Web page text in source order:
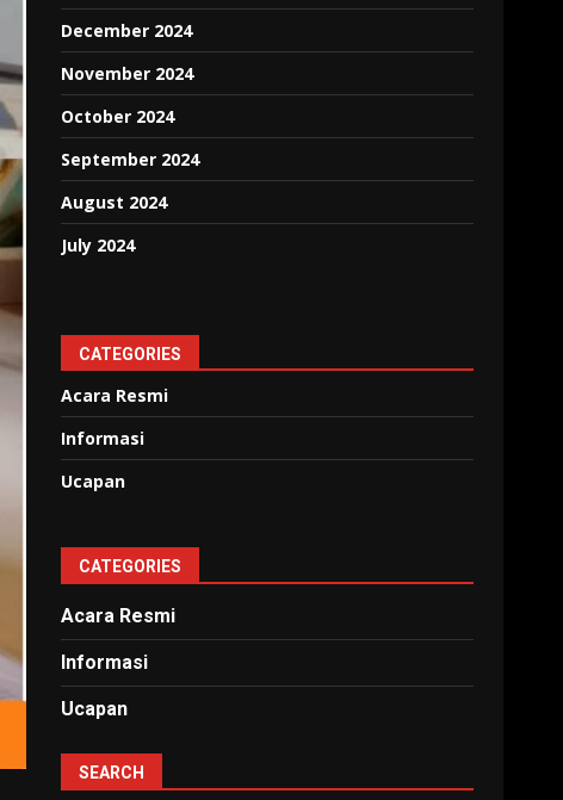
December 2024
November 2024
October 2024
September 2024
August 2024
July 2024
CATEGORIES
Acara Resmi
Informasi
Ucapan
CATEGORIES
Acara Resmi
Informasi
Ucapan
SEARCH